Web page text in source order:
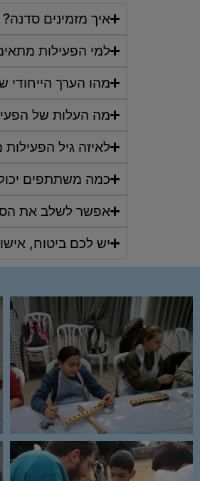
איך מזמינים סדנה?
למי הפעילות
מהו הערך
מה העלות של
לאיזה גיל
כמה משתתפים
אפשר לשלב את
יש לכם ביטוח,